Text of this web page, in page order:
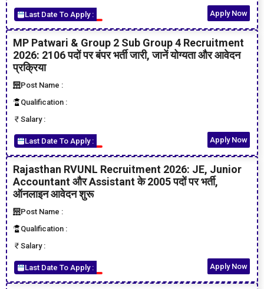
Last Date To Apply : Apply Now
MP Patwari & Group 2 Sub Group 4 Recruitment
2026: 2106 पदों पर बंपर भर्ती जारी, जानें योग्यता और आवेदन
प्रक्रिया
Post Name :
Qualification :
Salary :
Last Date To Apply : Apply Now
Rajasthan RVUNL Recruitment 2026: JE, Junior
Accountant और Assistant के 2005 पदों पर भर्ती,
ऑनलाइन आवेदन शुरू
Post Name :
Qualification :
Salary :
Last Date To Apply : Apply Now